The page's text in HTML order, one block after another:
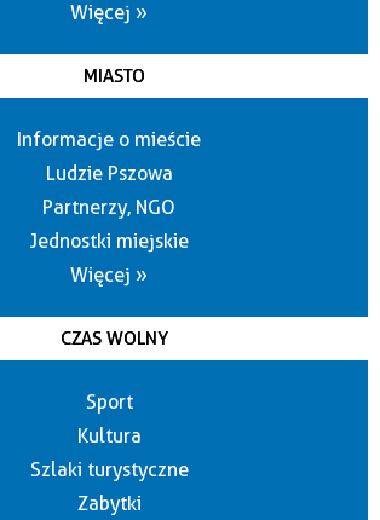
Więcej »
MIASTO
Informacje o mieście
Ludzie Pszowa
Partnerzy, NGO
Jednostki miejskie
Więcej »
CZAS WOLNY
Sport
Kultura
Szlaki turystyczne
Zabytki